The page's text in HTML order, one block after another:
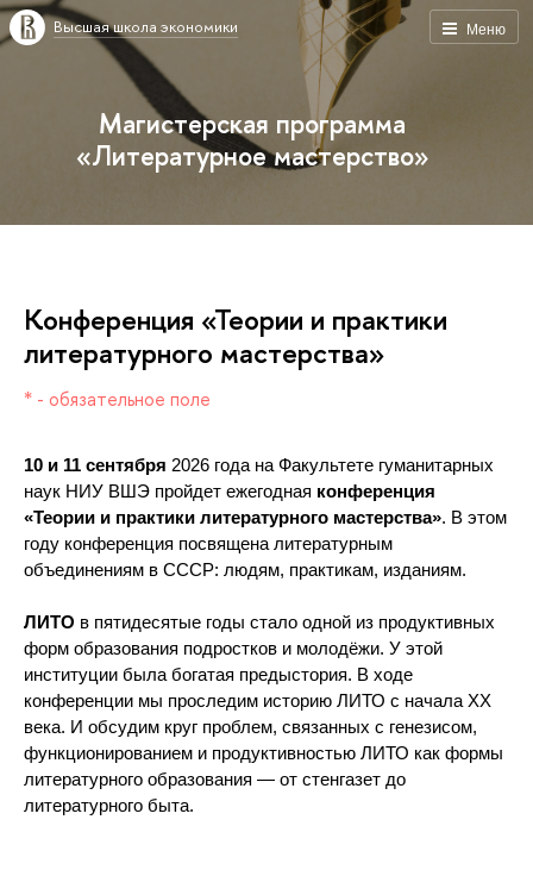
Меню
ысшая школа экономики
Магистерская программа
«Литературное мастерство»
Конференция «Теории и практики
литературного мастерства»
* - обязательное поле
10 и 11 сентября 2026 года на Факультете гуманитарных
наук НИУ ВШЭ пройдет ежегодная конференция
«Теории и практики литературного мастерства». В этом
году конференция посвящена литературным
объединениям в СССР: людям, практикам, изданиям.
ЛИТО в пятидесятые годы стало одной из продуктивных
форм образования подростков и молодёжи. У этой
институции была богатая предыстория. В ходе
конференции мы проследим историю ЛИТО с начала XX
века. И обсудим круг проблем, связанных с генезисом,
функционированием и продуктивностью ЛИТО как формы
литературного образования — от стенгазет до
литературного быта.